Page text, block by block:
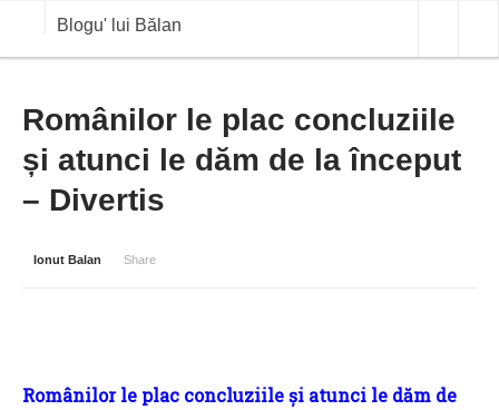
Blogu' lui Bălan
ANALIZE
BLOG IN DIALOG
Românilor le plac concluziile
și atunci le dăm de la început
– Divertis
Ionut Balan Share
Românilor le plac concluziile și atunci le dăm de